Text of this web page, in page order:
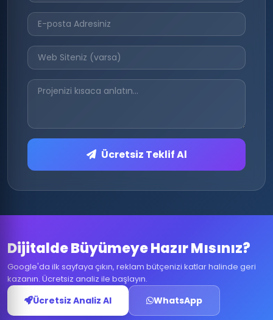
Ücretsiz Teklif Al
Dijitalde Büyümeye Hazır Mısınız?
Google'da ilk sayfaya çıkın, reklam bütçenizi katlar halinde geri
kazanın. Ücretsiz analiz ile başlayın.
Ücretsiz Analiz Al WhatsApp